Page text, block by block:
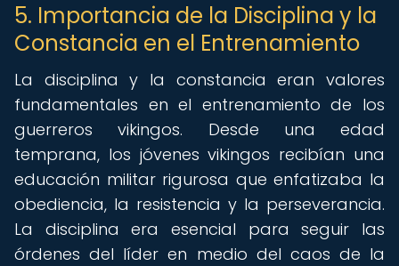
5. Importancia de la Disciplina y la
Constancia en el Entrenamiento
La disciplina y la constancia eran valores
fundamentales en el entrenamiento de los
guerreros vikingos. Desde una edad
temprana, los jóvenes vikingos recibían una
educación militar rigurosa que enfatizaba la
obediencia, la resistencia y la perseverancia.
La disciplina era esencial para seguir las
órdenes del líder en medio del caos de la